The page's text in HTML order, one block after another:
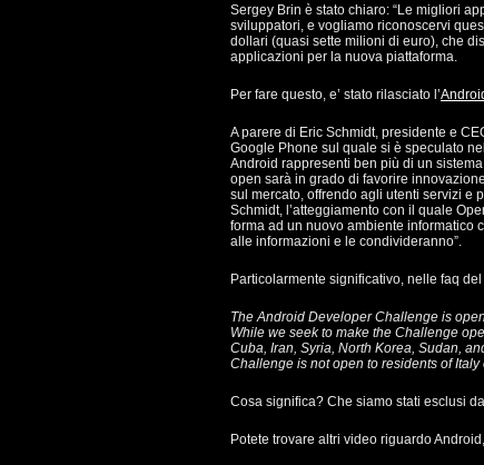
Sergey Brin è stato chiaro: “Le migliori
sviluppatori, e vogliamo riconoscervi
dollari (quasi sette milioni di euro), che
applicazioni per la nuova piattaforma.
Per fare questo, e’ stato rilasciato l’
A parere di Eric Schmidt, presidente e
Google Phone sul quale si è speculato
Android rappresenti ben più di un
open sarà in grado di favorire
sul mercato, offrendo agli utenti servizi e
Schmidt, l’atteggiamento con il quale
forma ad un nuovo ambiente informatico
alle informazioni e le condivideranno”.
Particolarmente significativo, nelle faq
The Android Developer Challenge is
While we seek to make the Challenge
Cuba, Iran, Syria, North Korea, Sudan,
Challenge is not open to residents of
Cosa significa? Che siamo stati esclusi
Potete trovare altri video riguardo